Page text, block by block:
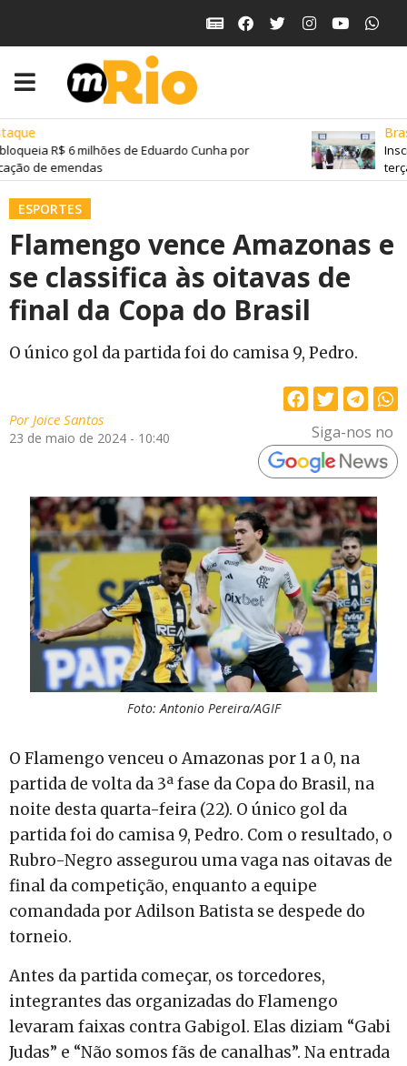
R$ 6 milhões de Eduardo Cunha por
de emendas
ESPORTES
Flamengo vence Amazonas e
se classifica às oitavas de
final da Copa do Brasil
O único gol da partida foi do camisa 9, Pedro.
PorJoice Santos
23 de maio de 2024 - 10:40 Siga-nos no
Foto: Antonio Pereira/AGIF
O Flamengo venceu o Amazonas por 1 a 0, na
partida de volta da 3ª fase da Copa do Brasil, na
noite desta quarta-feira (22). O único gol da
partida foi do camisa 9, Pedro. Com o resultado, o
Rubro-Negro assegurou uma vaga nas oitavas de
final da competição, enquanto a equipe
comandada por Adilson Batista se despede do
torneio.
Antes da partida começar, os torcedores,
integrantes das organizadas do Flamengo
levaram faixas contra Gabigol. Elas diziam “Gabi
Judas” e “Não somos fãs de canalhas”. Na entrada